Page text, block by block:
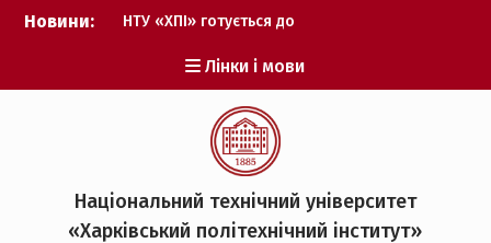
Перейти
Новини:
НТУ «ХПІ» готується до
Музичні таланти ХПІ
запрошуються на
Всеукраїнський
фестиваль «Червона
рута – 2027»
ХПІ уклав угоду про
партнерство з ДержНДІ
технологій кібербезпеки
Лінки і мови
Національний технічний університет
«Харківський політехнічний iнститут»